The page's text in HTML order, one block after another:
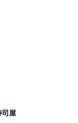
司屋